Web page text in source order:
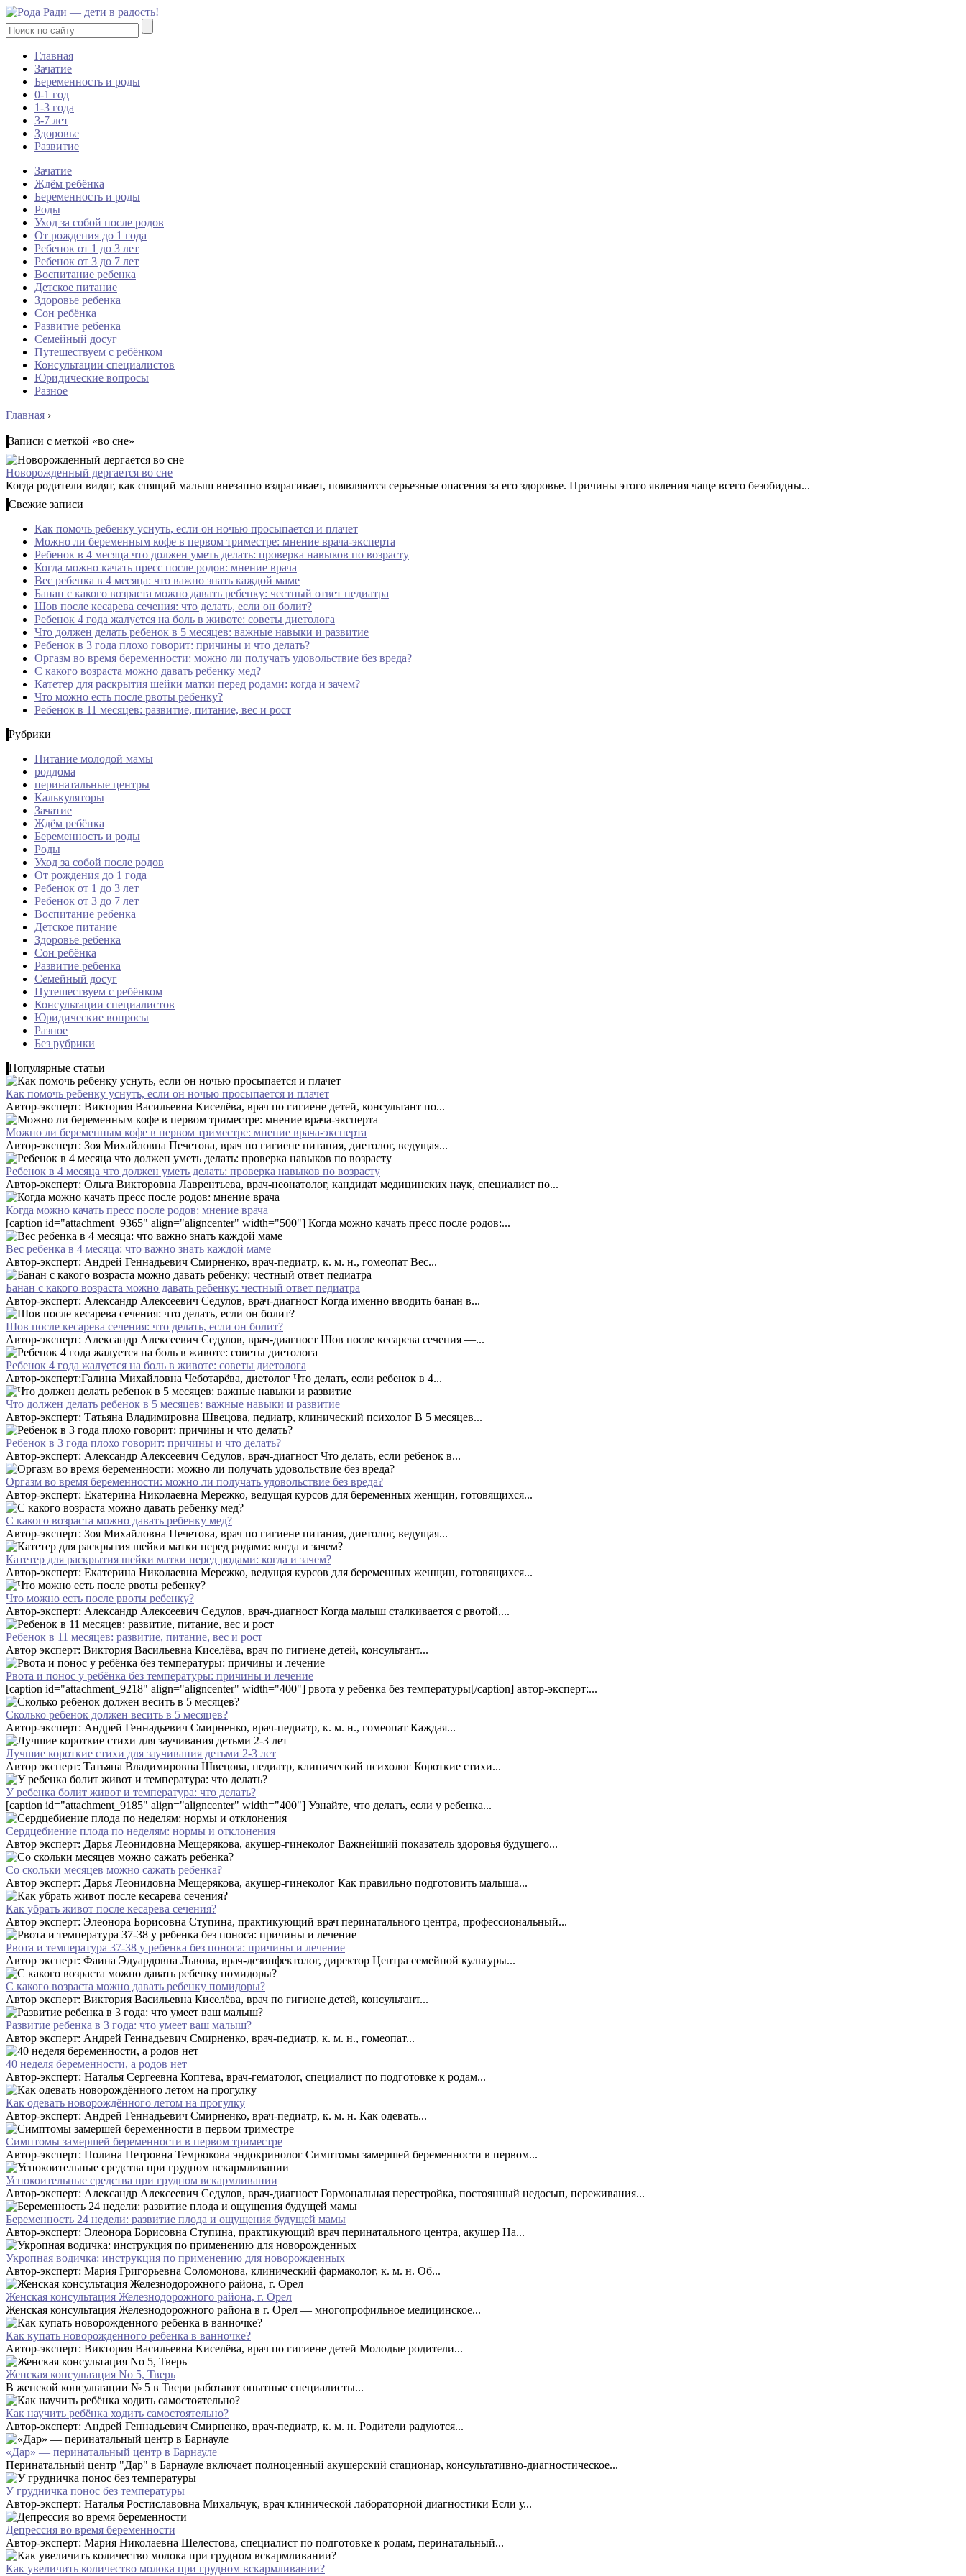
Главная
Зачатие
Беременность и роды
0-1 год
1-3 года
3-7 лет
Здоровье
Развитие
Зачатие
Ждём ребёнка
Беременность и роды
Роды
Уход за собой после родов
От рождения до 1 года
Ребенок от 1 до 3 лет
Ребенок от 3 до 7 лет
Воспитание ребенка
Детское питание
Здоровье ребенка
Сон ребёнка
Развитие ребенка
Семейный досуг
Путешествуем с ребёнком
Консультации специалистов
Юридические вопросы
Разное
Главная ›
Записи с меткой «во сне»
Новорожденный дергается во сне
Когда родители видят, как спящий малыш внезапно вздрагивает, появляются серьезные опасения за его здоровье. Причины этого явления чаще всего безобидны...
Свежие записи
Как помочь ребенку уснуть, если он ночью просыпается и плачет
Можно ли беременным кофе в первом триместре: мнение врача-эксперта
Ребенок в 4 месяца что должен уметь делать: проверка навыков по возрасту
Когда можно качать пресс после родов: мнение врача
Вес ребенка в 4 месяца: что важно знать каждой маме
Банан с какого возраста можно давать ребенку: честный ответ педиатра
Шов после кесарева сечения: что делать, если он болит?
Ребенок 4 года жалуется на боль в животе: советы диетолога
Что должен делать ребенок в 5 месяцев: важные навыки и развитие
Ребенок в 3 года плохо говорит: причины и что делать?
Оргазм во время беременности: можно ли получать удовольствие без вреда?
С какого возраста можно давать ребенку мед?
Катетер для раскрытия шейки матки перед родами: когда и зачем?
Что можно есть после рвоты ребенку?
Ребенок в 11 месяцев: развитие, питание, вес и рост
Рубрики
Питание молодой мамы
роддома
перинатальные центры
Калькуляторы
Зачатие
Ждём ребёнка
Беременность и роды
Роды
Уход за собой после родов
От рождения до 1 года
Ребенок от 1 до 3 лет
Ребенок от 3 до 7 лет
Воспитание ребенка
Детское питание
Здоровье ребенка
Сон ребёнка
Развитие ребенка
Семейный досуг
Путешествуем с ребёнком
Консультации специалистов
Юридические вопросы
Разное
Без рубрики
Популярные статьи
Как помочь ребенку уснуть, если он ночью просыпается и плачет
Автор-эксперт: Виктория Васильевна Киселёва, врач по гигиене детей, консультант по...
Можно ли беременным кофе в первом триместре: мнение врача-эксперта
Автор-эксперт: Зоя Михайловна Печетова, врач по гигиене питания, диетолог, ведущая...
Ребенок в 4 месяца что должен уметь делать: проверка навыков по возрасту
Автор-эксперт: Ольга Викторовна Лаврентьева, врач-неонатолог, кандидат медицинских наук, специалист по...
Когда можно качать пресс после родов: мнение врача
[caption id="attachment_9365" align="aligncenter" width="500"] Когда можно качать пресс после родов:...
Вес ребенка в 4 месяца: что важно знать каждой маме
Автор-эксперт: Андрей Геннадьевич Смирненко, врач-педиатр, к. м. н., гомеопат Вес...
Банан с какого возраста можно давать ребенку: честный ответ педиатра
Автор-эксперт: Александр Алексеевич Седулов, врач-диагност Когда именно вводить банан в...
Шов после кесарева сечения: что делать, если он болит?
Автор-эксперт: Александр Алексеевич Седулов, врач-диагност Шов после кесарева сечения —...
Ребенок 4 года жалуется на боль в животе: советы диетолога
Автор-эксперт:Галина Михайловна Чеботарёва, диетолог Что делать, если ребенок в 4...
Что должен делать ребенок в 5 месяцев: важные навыки и развитие
Автор-эксперт: Татьяна Владимировна Швецова, педиатр, клинический психолог В 5 месяцев...
Ребенок в 3 года плохо говорит: причины и что делать?
Автор-эксперт: Александр Алексеевич Седулов, врач-диагност Что делать, если ребенок в...
Оргазм во время беременности: можно ли получать удовольствие без вреда?
Автор-эксперт: Екатерина Николаевна Мережко, ведущая курсов для беременных женщин, готовящихся...
С какого возраста можно давать ребенку мед?
Автор-эксперт: Зоя Михайловна Печетова, врач по гигиене питания, диетолог, ведущая...
Катетер для раскрытия шейки матки перед родами: когда и зачем?
Автор-эксперт: Екатерина Николаевна Мережко, ведущая курсов для беременных женщин, готовящихся...
Что можно есть после рвоты ребенку?
Автор-эксперт: Александр Алексеевич Седулов, врач-диагност Когда малыш сталкивается с рвотой,...
Ребенок в 11 месяцев: развитие, питание, вес и рост
Автор эксперт: Виктория Васильевна Киселёва, врач по гигиене детей, консультант...
Рвота и понос у ребёнка без температуры: причины и лечение
[caption id="attachment_9218" align="aligncenter" width="400"] рвота у ребенка без температуры[/caption] автор-эксперт:...
Сколько ребенок должен весить в 5 месяцев?
Автор-эксперт: Андрей Геннадьевич Смирненко, врач-педиатр, к. м. н., гомеопат Каждая...
Лучшие короткие стихи для заучивания детьми 2-3 лет
Автор эксперт: Татьяна Владимировна Швецова, педиатр, клинический психолог Короткие стихи...
У ребенка болит живот и температура: что делать?
[caption id="attachment_9185" align="aligncenter" width="400"] Узнайте, что делать, если у ребенка...
Сердцебиение плода по неделям: нормы и отклонения
Автор эксперт: Дарья Леонидовна Мещерякова, акушер-гинеколог Важнейший показатель здоровья будущего...
Со скольки месяцев можно сажать ребенка?
Автор эксперт: Дарья Леонидовна Мещерякова, акушер-гинеколог Как правильно подготовить малыша...
Как убрать живот после кесарева сечения?
Автор эксперт: Элеонора Борисовна Ступина, практикующий врач перинатального центра, профессиональный...
Рвота и температура 37-38 у ребенка без поноса: причины и лечение
Автор эксперт: Фаина Эдуардовна Львова, врач-дезинфектолог, директор Центра семейной культуры...
С какого возраста можно давать ребенку помидоры?
Автор эксперт: Виктория Васильевна Киселёва, врач по гигиене детей, консультант...
Развитие ребенка в 3 года: что умеет ваш малыш?
Автор эксперт: Андрей Геннадьевич Смирненко, врач-педиатр, к. м. н., гомеопат...
40 неделя беременности, а родов нет
Автор-эксперт: Наталья Сергеевна Коптева, врач-гематолог, специалист по подготовке к родам...
Как одевать новорождённого летом на прогулку
Автор-эксперт: Андрей Геннадьевич Смирненко, врач-педиатр, к. м. н. Как одевать...
Симптомы замершей беременности в первом триместре
Автор-эксперт: Полина Петровна Темрюкова эндокринолог Симптомы замершей беременности в первом...
Успокоительные средства при грудном вскармливании
Автор-эксперт: Александр Алексеевич Седулов, врач-диагност Гормональная перестройка, постоянный недосып, переживания...
Беременность 24 недели: развитие плода и ощущения будущей мамы
Автор-эксперт: Элеонора Борисовна Ступина, практикующий врач перинатального центра, акушер На...
Укропная водичка: инструкция по применению для новорожденных
Автор-эксперт: Мария Григорьевна Соломонова, клинический фармаколог, к. м. н. Об...
Женская консультация Железнодорожного района, г. Орел
Женская консультация Железнодорожного района в г. Орел — многопрофильное медицинское...
Как купать новорожденного ребенка в ванночке?
Автор-эксперт: Виктория Васильевна Киселёва, врач по гигиене детей Молодые родители...
Женская консультация No 5, Тверь
В женской консультации № 5 в Твери работают опытные специалисты...
Как научить ребёнка ходить самостоятельно?
Автор-эксперт: Андрей Геннадьевич Смирненко, врач-педиатр, к. м. н. Родители радуются...
«Дар» — перинатальный центр в Барнауле
Перинатальный центр "Дар" в Барнауле включает полноценный акушерский стационар, консультативно-диагностическое...
У грудничка понос без температуры
Автор-эксперт: Наталья Ростиславовна Михальчук, врач клинической лабораторной диагностики Если у...
Депрессия во время беременности
Автор-эксперт: Мария Николаевна Шелестова, специалист по подготовке к родам, перинатальный...
Как увеличить количество молока при грудном вскармливании?